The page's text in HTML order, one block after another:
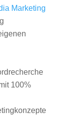
Marketing
100%